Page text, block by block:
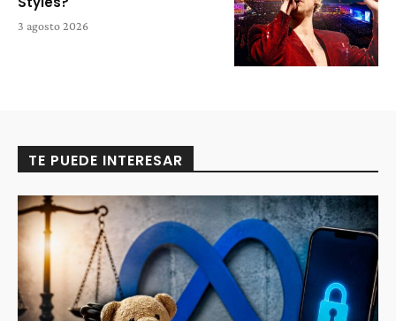
3 agosto 2026
TE PUEDE INTERESAR